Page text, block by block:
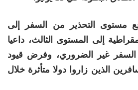
مستوى التحذير من السفر إلى
إلى المستوى الثالث، داعيا
السفر غير الضروري، وفرض قيود
الذين زاروا دولا متأثرة خلال